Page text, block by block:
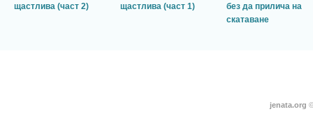
щастлива (част 2)
щастлива (част 1)
без да прилича на
скатаване
jenata.org